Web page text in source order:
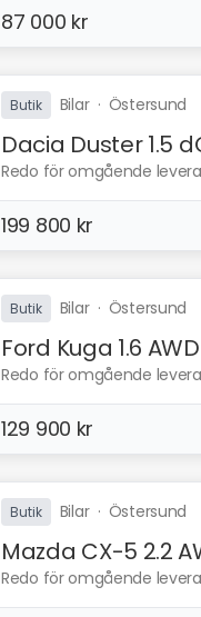
87 000 kr
Butik Bilar· Östersund
Dacia Duster 1.5
Redo för omgående
199 800 kr
Butik Bilar· Östersund
Ford Kuga 1.6
Redo för omgående
129 900 kr
Butik Bilar· Östersund
Mazda CX-5 2.2
Redo för omgående